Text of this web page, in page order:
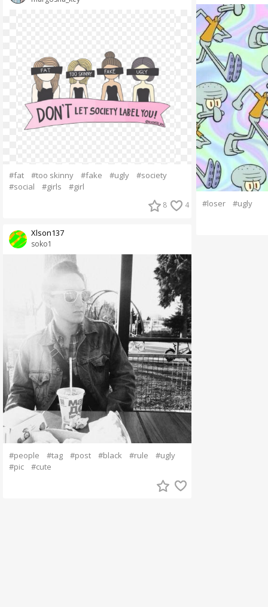
#fat #too skinny #fake #ugly
#society
#social
#girls #girl
8 4
soko1
Xlson137
#people #tag #post #black #rule
#ugly
#pic
#cute
#loser #ugly